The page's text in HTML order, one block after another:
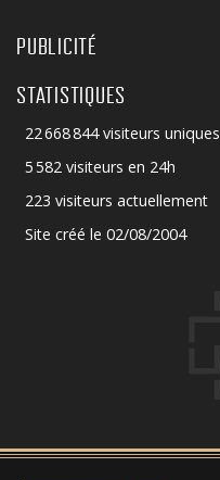
PUBLICITÉ
STATISTIQUES
22 668 844 visiteurs uniques
5 582 visiteurs en 24h
223 visiteurs actuellement
Site créé le 02/08/2004